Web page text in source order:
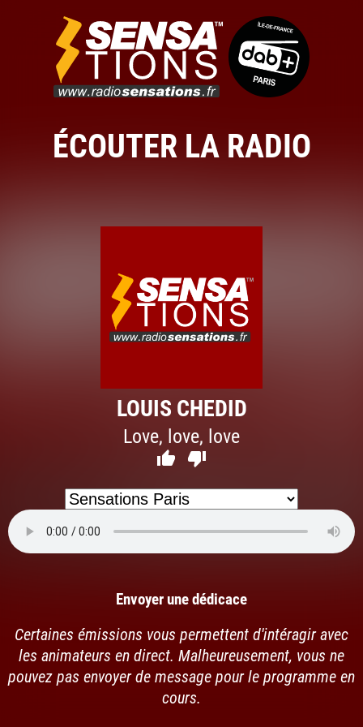
ÉCOUTER LA RADIO
LOUIS CHEDID
Love, love, love
 
Envoyer une dédicace
Certaines émissions vous permettent d'intéragir avec
les animateurs en direct. Malheureusement, vous ne
pouvez pas envoyer de message pour le programme en
cours.